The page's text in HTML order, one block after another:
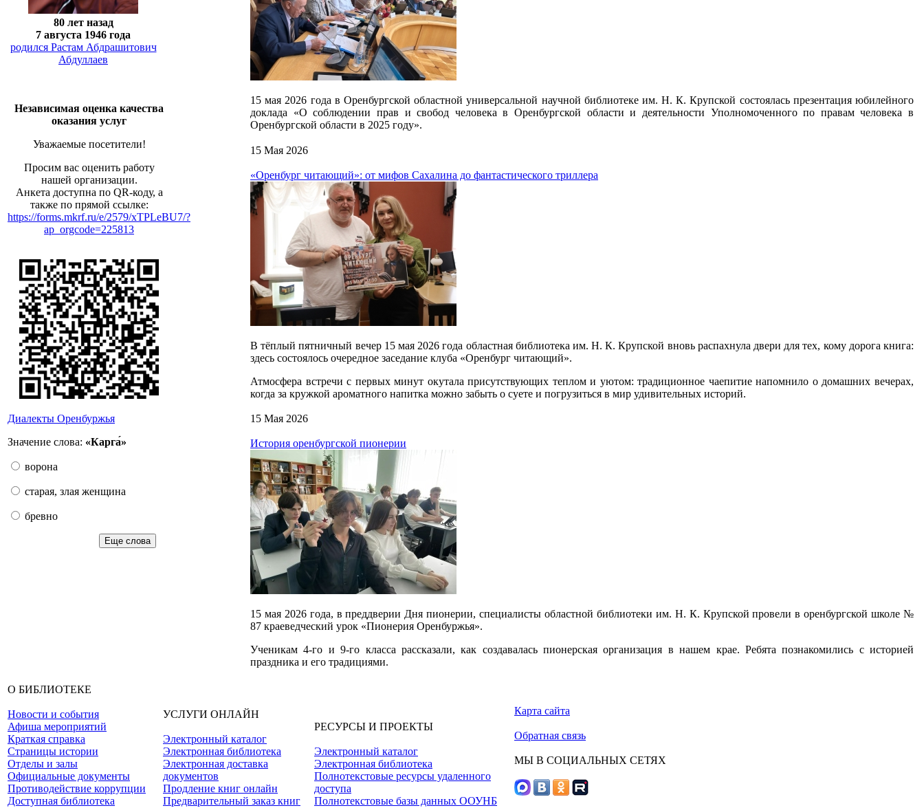
80 лет назад
7 августа 1946 года
родился Растам Абдрашитович
Абдуллаев
Независимая оценка качества
оказания услуг
Уважаемые посетители!
Просим вас оценить работу
нашей организации.
Анкета доступна по QR-коду, а
также по прямой ссылке:
https://forms.mkrf.ru/e/2579/xTPLeBU7/?
ap_orgcode=225813
Диалекты Оренбуржья
Значение слова: «Карга́»
ворона
старая, злая женщина
бревно
Еще слова
15 мая 2026 года в Оренбургской областной универсальной научной библиотеке им. Н. К. Крупской состоялась презентация юбилейного
доклада «О соблюдении прав и свобод человека в Оренбургской области и деятельности Уполномоченного по правам человека в
Оренбургской области в 2025 году».
15 Мая 2026
«Оренбург читающий»: от мифов Сахалина до фантастического триллера
В тёплый пятничный вечер 15 мая 2026 года областная библиотека им. Н. К. Крупской вновь распахнула двери для тех, кому дорога книга:
здесь состоялось очередное заседание клуба «Оренбург читающий».
Атмосфера встречи с первых минут окутала присутствующих теплом и уютом: традиционное чаепитие напомнило о домашних вечерах,
когда за кружкой ароматного напитка можно забыть о суете и погрузиться в мир удивительных историй.
15 Мая 2026
История оренбургской пионерии
15 мая 2026 года, в преддверии Дня пионерии, специалисты областной библиотеки им. Н. К. Крупской провели в оренбургской школе №
87 краеведческий урок «Пионерия Оренбуржья».
Ученикам 4-го и 9-го класса рассказали, как создавалась пионерская организация в нашем крае. Ребята познакомились с историей
праздника и его традициями.
О БИБЛИОТЕКЕ
Новости и события
Афиша мероприятий
Краткая справка
Страницы истории
Отделы и залы
Официальные документы
Противодействие коррупции
Доступная библиотека
УСЛУГИ ОНЛАЙН
Электронный каталог
Электронная библиотека
Электронная доставка
документов
Продление книг онлайн
Предварительный заказ книг
РЕСУРСЫ И ПРОЕКТЫ
Электронный каталог
Электронная библиотека
Полнотекстовые ресурсы удаленного
доступа
Полнотекстовые базы данных ООУНБ
Карта сайта
Обратная связь
МЫ В СОЦИАЛЬНЫХ СЕТЯХ